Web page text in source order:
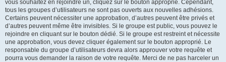
vous souhaitez en rejoindre un, cliquez sur le bouton approprié. Cependant,
tous les groupes d’utilisateurs ne sont pas ouverts aux nouvelles adhésions.
Certains peuvent nécessiter une approbation, d’autres peuvent être privés et
d’autres peuvent même être invisibles. Si le groupe est public, vous pouvez le
rejoindre en cliquant sur le bouton dédié. Si le groupe est restreint et nécessite
une approbation, vous devez cliquer également sur le bouton approprié. Le
responsable du groupe d’utilisateurs devra alors approuver votre requête et
pourra vous demander la raison de votre requête. Merci de ne pas harceler un